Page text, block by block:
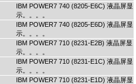
IBM POWER7 740 (8205-E6C) 液晶屏显
示。。。。
IBM POWER7 740 (8205-E6D) 液晶屏显
示。。。。
IBM POWER7 710 (8231-E2B) 液晶屏显
示。。。。
IBM POWER7 710 (8231-E1C) 液晶屏显
示。。。。
IBM POWER7 710 (8231-E1D) 液晶屏显